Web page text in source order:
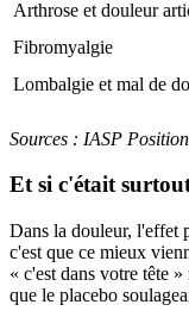
Arthrose et douleur
Fibromyalgie
Lombalgie et mal de
Sources : IASP
Et si c'était
Dans la douleur, l'effet
c'est que ce mieux
« c'est dans votre tête
que le placebo